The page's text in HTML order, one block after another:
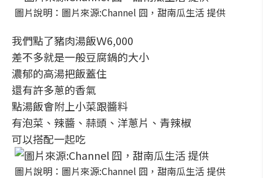
圖片說明：圖片來源:Channel 囧，甜南瓜生活 提供
我們點了豬肉湯飯Ｗ6,000
差不多就是一般豆腐鍋的大小
濃郁的高湯把飯蓋住
還有許多蔥的香氣
點湯飯會附上小菜跟醬料
有泡菜、辣醬、蒜頭、洋蔥片、青辣椒
可以搭配一起吃
圖片說明：圖片來源:Channel 囧，甜南瓜生活 提供